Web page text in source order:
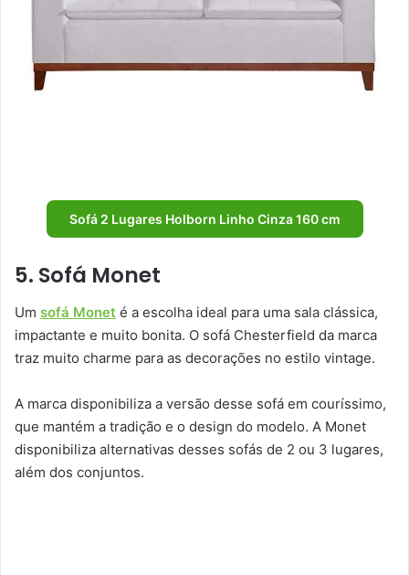
Sofá 2 Lugares Holborn Linho Cinza 160 cm
5. Sofá Monet
Um sofá Monet é a escolha ideal para uma sala clássica,
impactante e muito bonita. O sofá Chesterfield da marca
traz muito charme para as decorações no estilo vintage.
A marca disponibiliza a versão desse sofá em couríssimo,
que mantém a tradição e o design do modelo. A Monet
disponibiliza alternativas desses sofás de 2 ou 3 lugares,
além dos conjuntos.